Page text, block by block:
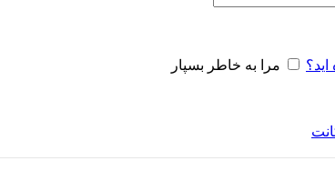
مرا به خاطر بسپار